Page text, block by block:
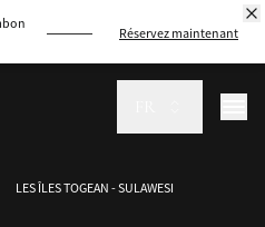
Réservez maintenant
l’Indonésie, des dragons de Komodo
protection de ces espèces menacées.
LES ÎLES TOGEAN - SULAWESI